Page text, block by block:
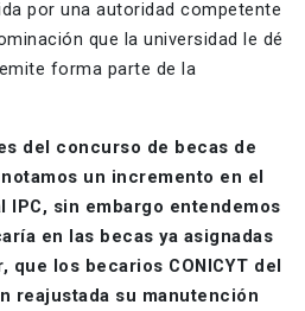
por una autoridad competente
que la universidad le dé
forma parte de la
del concurso de becas de
un incremento en el
sin embargo entendemos
en las becas ya asignadas
los becarios CONICYT del
reajustada su manutención